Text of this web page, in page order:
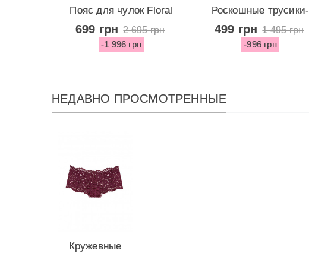
Пояс для чулок Floral
Lace от...
699 грн 2 695 грн
-1 996 грн
Роскошные трусики-
стринги Fringe...
499 грн 1 495 грн
-996 грн
НЕДАВНО ПРОСМОТРЕННЫЕ
Кружевные